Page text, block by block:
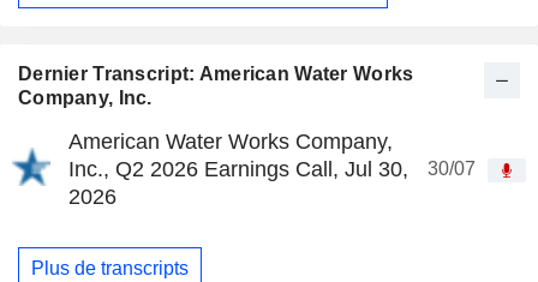
Dernier Transcript: American Water Works
Company, Inc.
American Water Works Company,
Inc., Q2 2026 Earnings Call, Jul 30,
2026
30/07
Plus de transcripts